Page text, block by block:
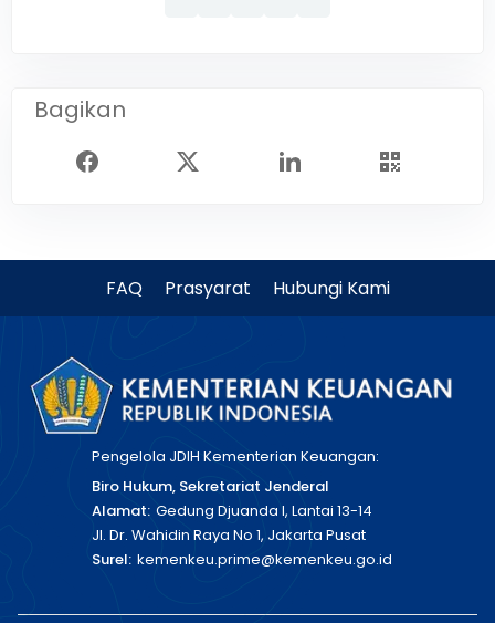
Bagikan
FAQ Prasyarat Hubungi Kami
Pengelola JDIH Kementerian Keuangan:
Biro Hukum, Sekretariat Jenderal
Alamat: Gedung Djuanda I, Lantai 13-14
Jl. Dr. Wahidin Raya No 1, Jakarta Pusat
Surel: kemenkeu.prime@kemenkeu.go.id